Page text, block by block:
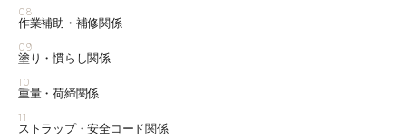
08
作業補助・補修関係
09
塗り・慣らし関係
10
重量・荷締関係
11
ストラップ・安全コード関係